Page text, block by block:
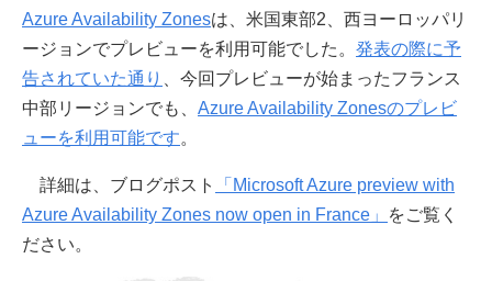
Azure Availability Zonesは、米国東部2、西ヨーロッパリ
ージョンでプレビューを利用可能でした。 発表の際に予
告されていた通り
、今回プレビューが始まったフランス
中部リージョンでも、 Azure Availability Zonesのプレビ
ューを利用可能です。
詳細は、ブログポスト
「Microsoft Azure preview with
Azure Availability Zones now open in France」
をご覧く
ださい。